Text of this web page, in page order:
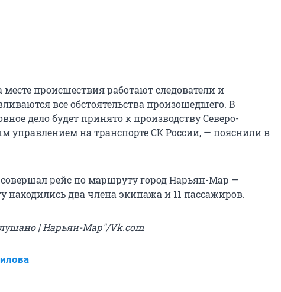
происшествия работают следователи и
все обстоятельства произошедшего. В
дело будет принято к производству Северо-
управлением на транспорте СК России, — пояснили в
рейс по маршруту город Нарьян-Мар —
находились два члена экипажа и 11 пассажиров.
| Нарьян-Мар"/Vk.com